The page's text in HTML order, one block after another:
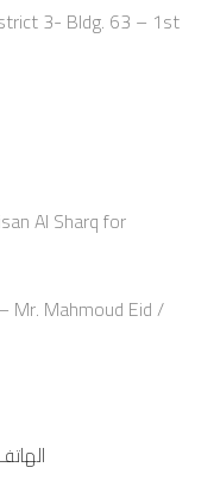
3- Bldg. 63 – 1st
Al Sharq for
Mr. Mahmoud Eid /